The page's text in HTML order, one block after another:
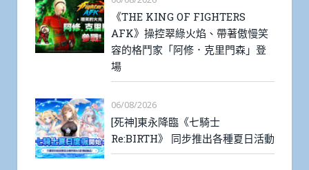
《THE KING OF FIGHTERS
AFK》操控翠綠火焰、帶著傲慢笑
容的格鬥家「阿修．克里門森」登
場
06/08/2026
[死神]東永降臨《七騎士
Re:BIRTH》 同步推出各種夏日活動